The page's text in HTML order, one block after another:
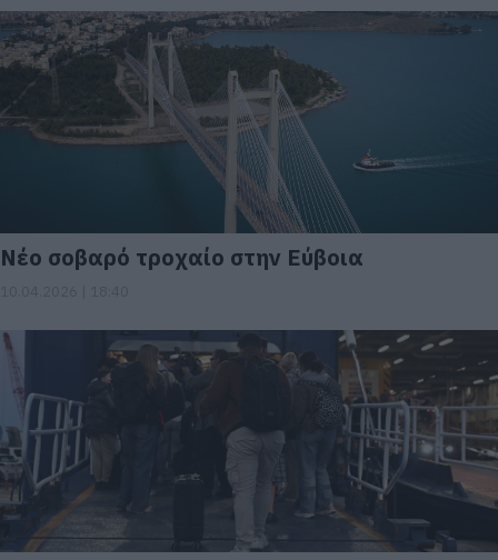
Νέο σοβαρό τροχαίο στην Εύβοια